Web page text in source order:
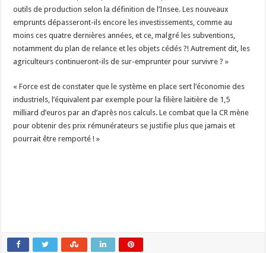
outils de production selon la définition de l’Insee. Les nouveaux
emprunts dépasseront-ils encore les investissements, comme au
moins ces quatre dernières années, et ce, malgré les subventions,
notamment du plan de relance et les objets cédés ?! Autrement dit, les
agriculteurs continueront-ils de sur-emprunter pour survivre ? »
« Force est de constater que le système en place sert l’économie des
industriels, l’équivalent par exemple pour la filière laitière de 1,5
milliard d’euros par an d’après nos calculs. Le combat que la CR mène
pour obtenir des prix rémunérateurs se justifie plus que jamais et
pourrait être remporté ! »